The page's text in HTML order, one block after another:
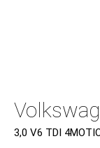
3,0 V6 TDI